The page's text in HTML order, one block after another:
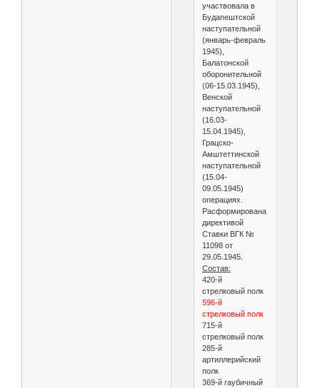
участвовала в
Будапештской
наступательной
(январь-февраль
1945),
Балатонской
оборонительной
(06-15.03.1945),
Венской
наступательной
(16.03-
15.04.1945),
Грацско-
Амштеттинской
наступательной
(15.04-
09.05.1945)
операциях.
Расформирована
директивой
Ставки ВГК №
11098 от
29.05.1945.
Состав:
420-й
стрелковый полк
596-й
стрелковый полк
715-й
стрелковый полк
285-й
артиллерийский
полк
369-й гаубичный